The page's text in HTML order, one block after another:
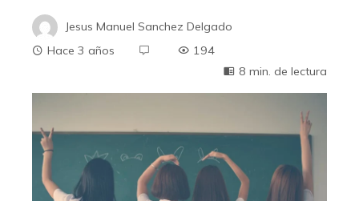
Jesus Manuel Sanchez Delgado
Hace 3 años
194
8 min. de lectura